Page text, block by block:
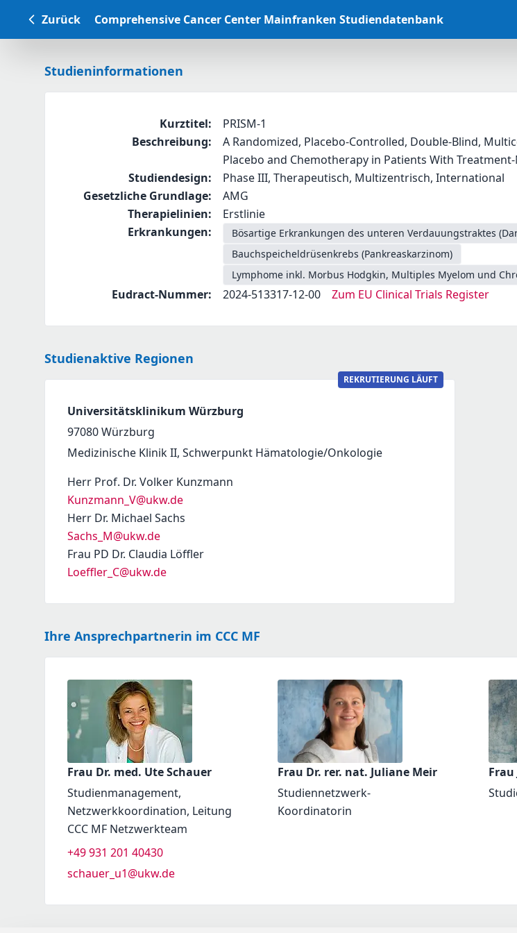
Zurück Comprehensive Cancer Center Mainfranken Studiendatenbank
Studieninformationen
Kurztitel:
PRISM-1
Beschreibung:
A Randomized, Placebo-Controlled, Double-Blind,
Placebo and Chemotherapy in Patients With
Studiendesign:
Phase III, Therapeutisch, Multizentrisch, International
Gesetzliche Grundlage:
AMG
Therapielinien:
Erstlinie
Erkrankungen:
Bösartige Erkrankungen des unteren Verdauungstraktes
Bauchspeicheldrüsenkrebs (Pankreaskarzinom)
Lymphome inkl. Morbus Hodgkin, Multiples Myelom und
Eudract-Nummer: 2024-513317-12-00 Zum EU Clinical Trials Register
Studienaktive Regionen
REKRUTIERUNG LÄUFT
Universitätsklinikum Würzburg
97080Würzburg
Medizinische Klinik II, Schwerpunkt Hämatologie/Onkologie
Herr Prof. Dr. Volker Kunzmann
Kunzmann_V@ukw.de
Herr Dr. Michael Sachs
Sachs_M@ukw.de
Frau PD Dr. Claudia Löffler
Loeffler_C@ukw.de
Ihre Ansprechpartnerin im CCC MF
Frau Dr. med. Ute Schauer
Studienmanagement,
Netzwerkkoordination, Leitung
CCC MF Netzwerkteam
+49 931 201 40430
schauer_u1@ukw.de
Frau Dr. rer. nat. Juliane Meir
Studiennetzwerk-
Koordinatorin